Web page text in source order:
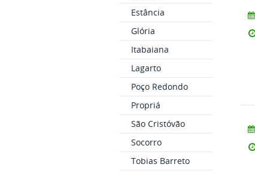
Estância
Glória
Itabaiana
Lagarto
Poço Redondo
Propriá
São Cristóvão
Socorro
Tobias Barreto